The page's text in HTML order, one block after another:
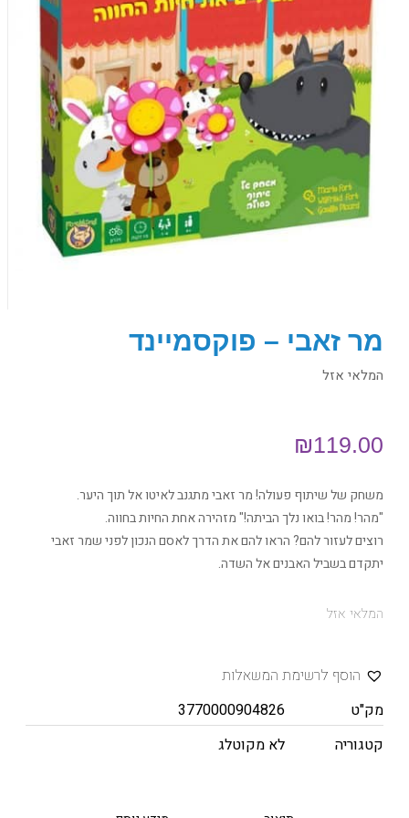
מר זאבי – פוקסמיינד
המלאי אזל
₪119.00
משחק של שיתוף פעולה! מר זאבי מתגנב לאיטו אל תוך היער.
"מהר! מהר! בואו נלך הביתה!" מזהירה אחת החיות בחווה.
רוצים לעזור להם? הראו להם את הדרך לאסם הנכון לפני שמר זאבי
יתקדם בשביל האבנים אל השדה.
המלאי אזל
הוסף לרשימת המשאלות
מק"ט
3770000904826
קטגוריה
לא מקוטלג